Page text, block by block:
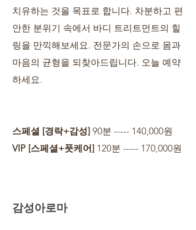
치유하는 것을 목표로 합니다. 차분하고 편
안한 분위기 속에서 바디 트리트먼트의 힐
링을 만끽해보세요. 전문가의 손으로 몸과
마음의 균형을 되찾아드립니다. 오늘 예약
하세요.
스페셜 [경락+감성] 90분 ----- 140,000원
VIP [스페셜+풋케어] 120분 ----- 170,000원
감성아로마